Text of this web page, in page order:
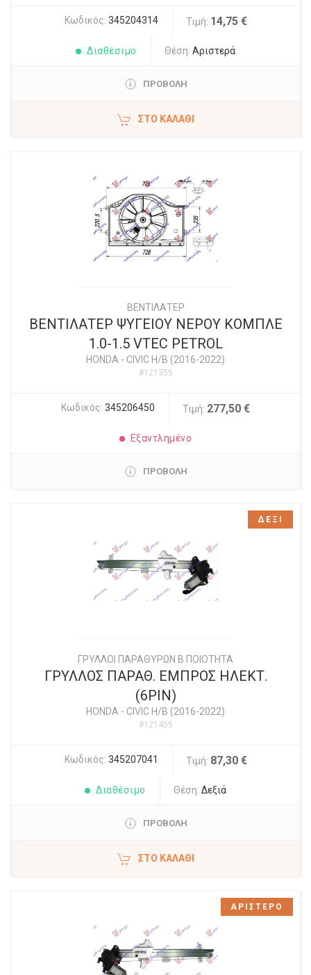
Κωδικός: 345204314 Τιμή: 14,75 €
Διαθέσιμο Θέση: Αριστερά
ΠΡΟΒΟΛΗ
ΣΤΟ ΚΑΛΆΘΙ
ΒΕΝΤΙΛΑΤΕΡ
ΒΕΝΤΙΛΑΤΕΡ ΨΥΓΕΙΟΥ ΝΕΡΟΥ ΚΟΜΠΛΕ
1.0-1.5 VTEC PETROL
HONDA - CIVIC H/B (2016-2022)
#121355
Κωδικός: 345206450 Τιμή: 277,50 €
Εξαντλημένο
ΠΡΟΒΟΛΗ
ΓΡΥΛΛΟΙ ΠΑΡΑΘΥΡΩΝ Β ΠΟΙΟΤΗΤΑ
ΓΡΥΛΛΟΣ ΠΑΡΑΘ. ΕΜΠΡΟΣ ΗΛΕΚΤ.
(6PIN)
HONDA - CIVIC H/B (2016-2022)
#121455
Κωδικός: 345207041 Τιμή: 87,30 €
Διαθέσιμο Θέση: Δεξιά
ΠΡΟΒΟΛΗ
ΣΤΟ ΚΑΛΆΘΙ
ΔΕΞΙ
ΑΡΙΣΤΕΡΟ